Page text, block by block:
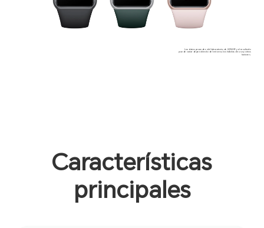
Los datos proceden del laboratorio de HONOR y el resultado
puede variar dependiendo del entorno, los hábitos de uso y otros
factores.
Características
principales